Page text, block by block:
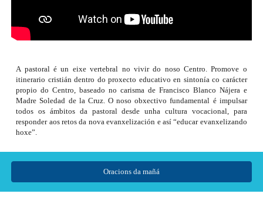
A pastoral é un eixe vertebral no vivir do noso Centro. Promove o
itinerario cristián dentro do proxecto educativo en sintonía co carácter
propio do Centro, baseado no carisma de Francisco Blanco Nájera e
Madre Soledad de la Cruz. O noso obxectivo fundamental é impulsar
todos os ámbitos da pastoral desde unha cultura vocacional, para
responder aos retos da nova evanxelización e así “educar evanxelizando
hoxe”.
Oracions da mañá